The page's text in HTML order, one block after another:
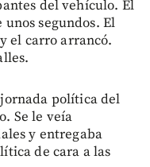
del vehículo. El
segundos. El
el carro arrancó.
política del
Se le veía
y entregaba
de cara a las